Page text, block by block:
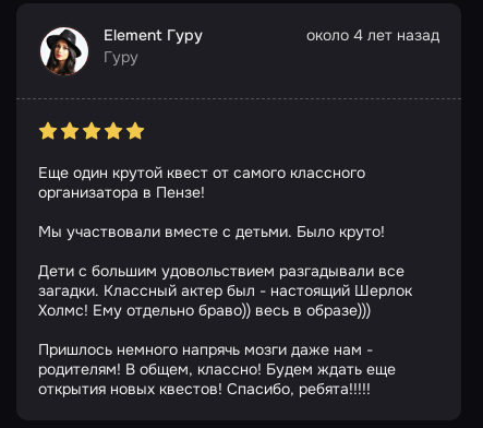
Element Гуру
Гуру
около 4 лет назад
Еще один крутой квест от самого классного
организатора в Пензе!
Мы участвовали вместе с детьми. Было круто!
Дети с большим удовольствием разгадывали все
загадки. Классный актер был - настоящий Шерлок
Холмс! Ему отдельно браво)) весь в образе)))
Пришлось немного напрячь мозги даже нам -
родителям! В общем, классно! Будем ждать еще
открытия новых квестов! Спасибо, ребята!!!!!